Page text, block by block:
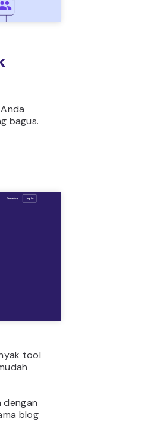
bagus.
tool
dengan
blog